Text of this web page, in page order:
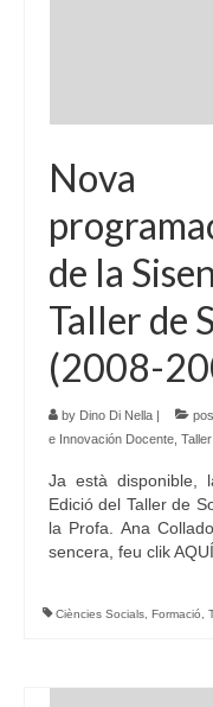
Nova
de la
Taller de
(2008-
by Dino Di Nella |
e Innovación Docente
Ja està disponible,
Edició del Taller de
la Profa. Ana
sencera, feu clik AQUÍ
Ciències Socials Formació